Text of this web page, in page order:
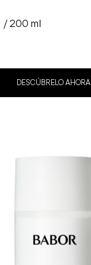
/ 200 ml
DESCÚBRELO AHORA